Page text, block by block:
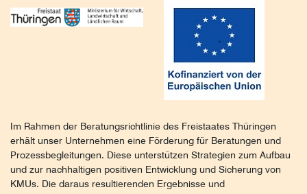
Im Rahmen der Beratungsrichtlinie des Freistaates Thüringen
erhält unser Unternehmen eine Förderung für Beratungen und
Prozessbegleitungen. Diese unterstützen Strategien zum Aufbau
und zur nachhaltigen positiven Entwicklung und Sicherung von
KMUs. Die daraus resultierenden Ergebnisse und